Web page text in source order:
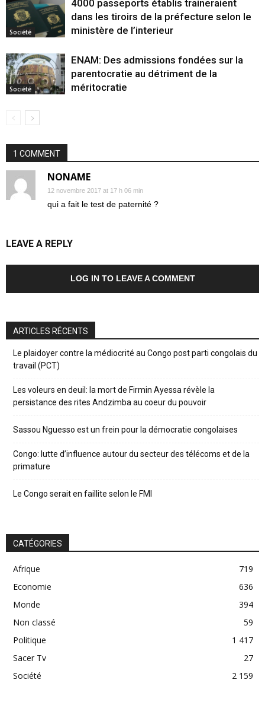
Société
4000 passeports établis traineraient
dans les tiroirs de la préfecture selon le
ministère de l’interieur
Société
ENAM: Des admissions fondées sur la
parentocratie au détriment de la
méritocratie
1 COMMENT
NONAME
12 novembre 2017 at 17 h 06 min
qui a fait le test de paternité ?
LEAVE A REPLY
LOG IN TO LEAVE A COMMENT
ARTICLES RÉCENTS
Le plaidoyer contre la médiocrité au Congo post parti congolais du
travail (PCT)
Les voleurs en deuil: la mort de Firmin Ayessa révèle la
persistance des rites Andzimba au coeur du pouvoir
Sassou Nguesso est un frein pour la démocratie congolaises
Congo: lutte d’influence autour du secteur des télécoms et de la
primature
Le Congo serait en faillite selon le FMI
CATÉGORIES
Afrique
719
Economie
636
Monde
394
Non classé
59
Politique
1 417
Sacer Tv
27
Société
2 159